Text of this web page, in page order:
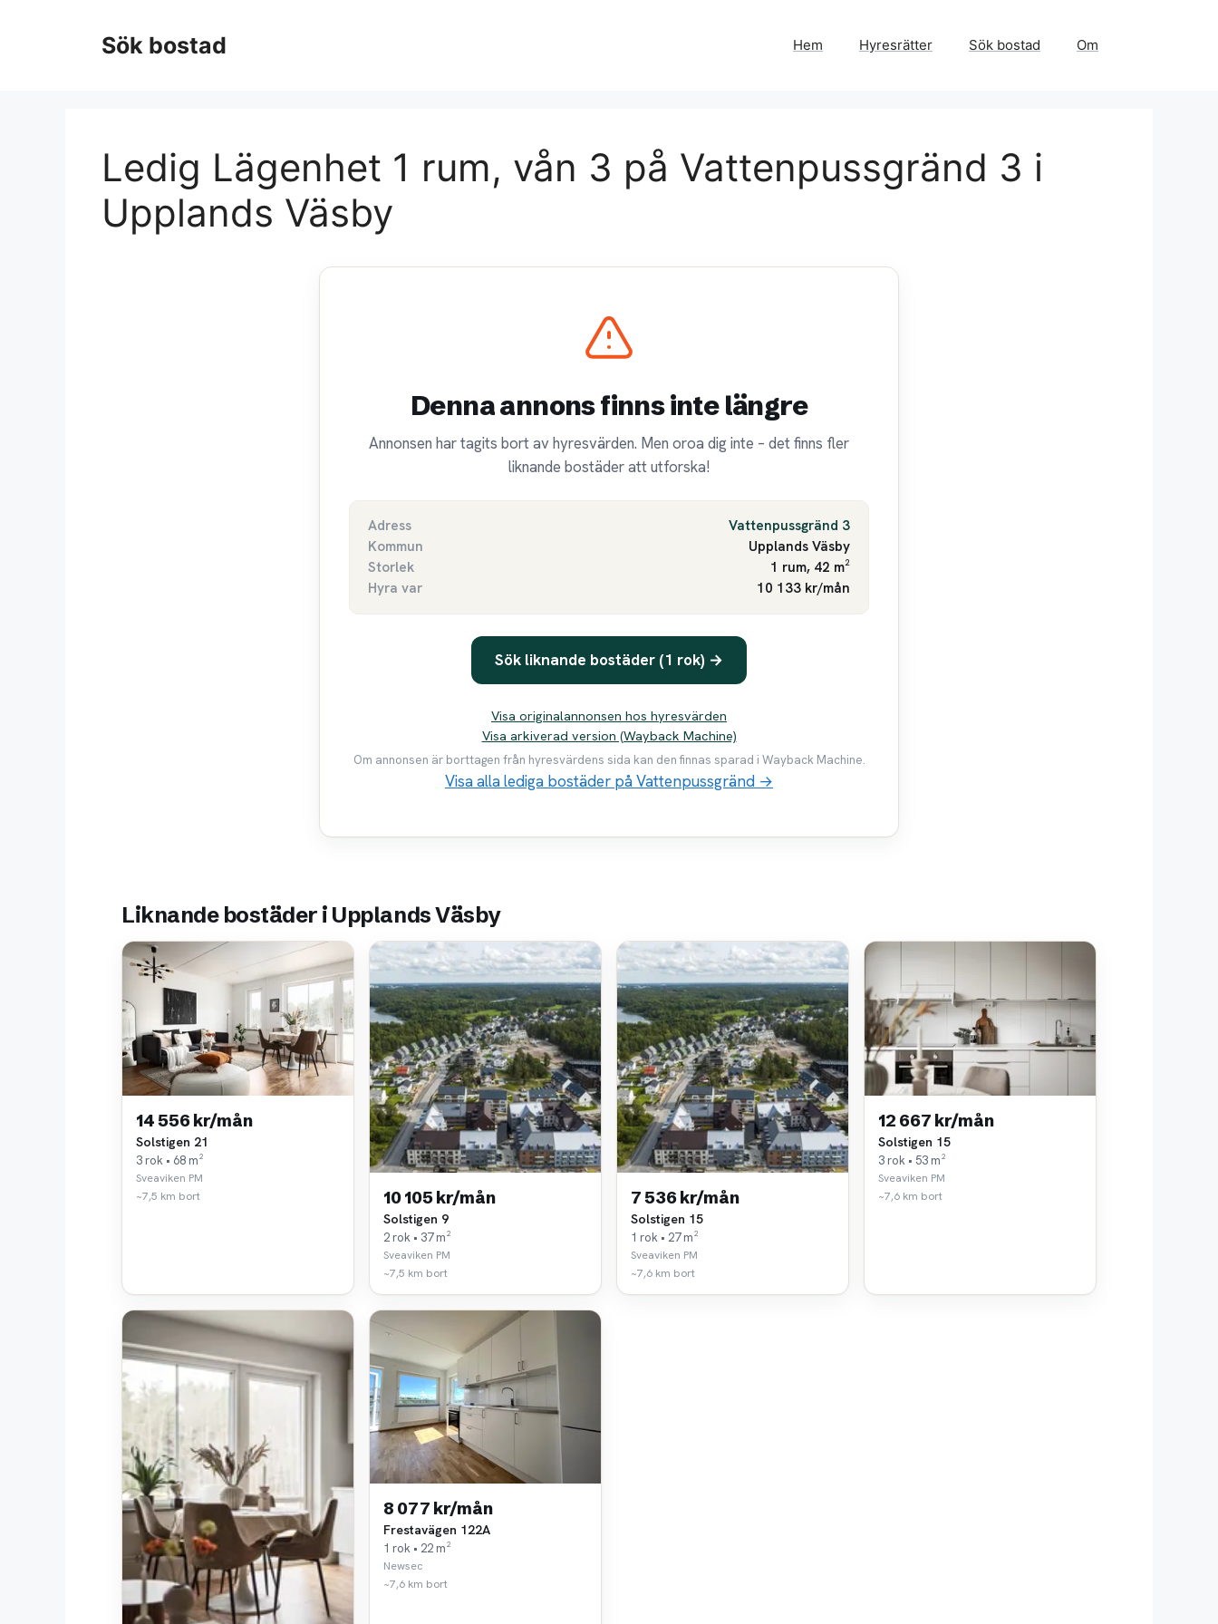
Sök bostad Hem Hyresrätter Sök bostad Om
Ledig Lägenhet 1 rum, vån 3 på Vattenpussgränd 3 i
Upplands Väsby
Denna annons finns inte längre
Annonsen har tagits bort av hyresvärden. Men oroa dig inte – det finns fler
liknande bostäder att utforska!
Adress
Vattenpussgränd 3
Kommun
Upplands Väsby
Storlek
1 rum, 42 m²
Hyra var
10 133 kr/mån
Sök liknande bostäder (1 rok) →
Visa originalannonsen hos hyresvärden
Visa arkiverad version (Wayback Machine)
Om annonsen är borttagen från hyresvärdens sida kan den finnas sparad i Wayback Machine.
Visa alla lediga bostäder på Vattenpussgränd →
Liknande bostäder i Upplands Väsby
14 556 kr/mån
Solstigen 21
3 rok • 68 m²
Sveaviken PM
~7,5 km bort
10 105 kr/mån
Solstigen 9
2 rok • 37 m²
Sveaviken PM
~7,5 km bort
7 536 kr/mån
Solstigen 15
1 rok • 27 m²
Sveaviken PM
~7,6 km bort
12 667 kr/mån
Solstigen 15
3 rok • 53 m²
Sveaviken PM
~7,6 km bort
8 077 kr/mån
Frestavägen 122A
1 rok • 22 m²
Newsec
~7,6 km bort